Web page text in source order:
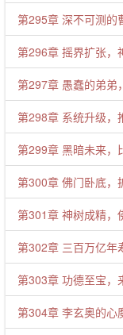
第295章 深不可测的
第296章 摇界扩张，
第297章 愚蠢的弟弟
第298章 系统升级，
第299章 黑暗未来，
第300章 佛门卧底，
第301章 神树成精，
第302章 三百万亿年
第303章 功德至宝，
第304章 李玄奥的心